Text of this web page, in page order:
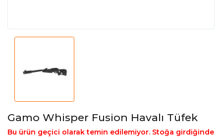
Gamo Whisper Fusion Havalı Tüfek
Bu ürün geçici olarak temin edilemiyor. Stoğa girdiğinde